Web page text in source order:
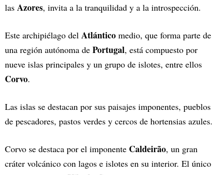
las Azores, invita a la tranquilidad y a la introspección.
Este archipiélago del Atlántico medio, que forma parte de
una región autónoma de Portugal, está compuesto por
nueve islas principales y un grupo de islotes, entre ellos
Corvo.
Las islas se destacan por sus paisajes imponentes, pueblos
de pescadores, pastos verdes y cercos de hortensias azules.
Corvo se destaca por el imponente Caldeirão, un gran
cráter volcánico con lagos e islotes en su interior. El único